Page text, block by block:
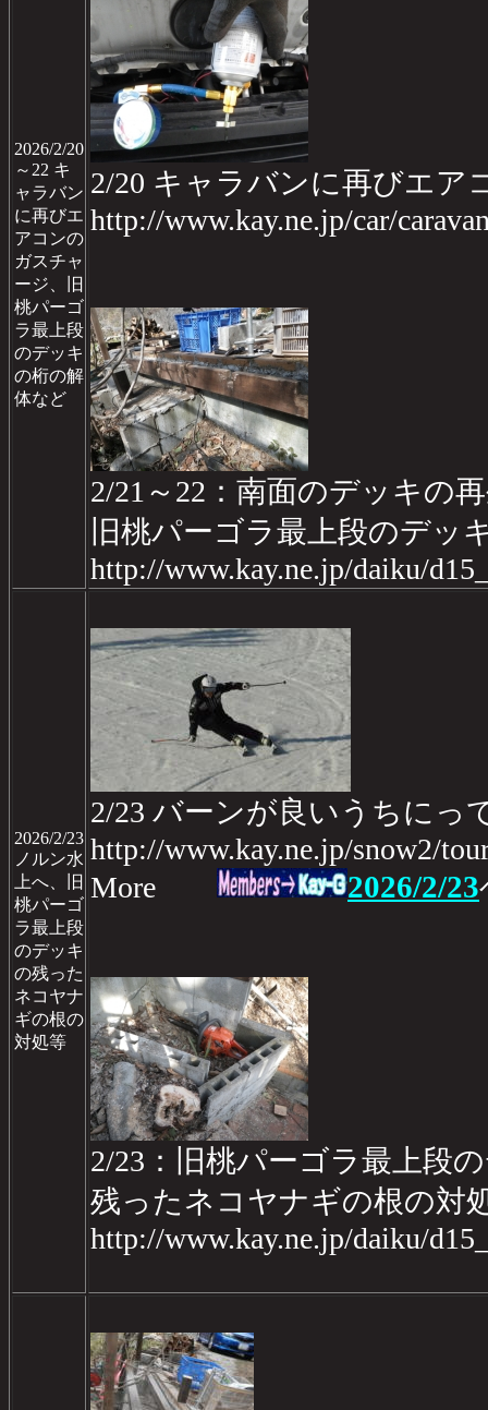
2026/2/20
～22 キ
ャラバン
に再びエ
アコンの
ガスチャ
ージ、旧
桃パーゴ
ラ最上段
のデッキ
の桁の解
体など
2/20 キャラバンに再びエア
http://www.kay.ne.jp/car/
2/21～22：南面のデッキの
旧桃パーゴラ最上段のデッ
http://www.kay.ne.jp/daiku/
2026/2/23
ノルン水
上へ、旧
桃パーゴ
ラ最上段
のデッキ
の残った
ネコヤナ
ギの根の
対処等
2/23 バーンが良いうちにっ
http://www.kay.ne.jp/snow2/
More
2026/2/23
2/23：旧桃パーゴラ最上段
残ったネコヤナギの根の対
http://www.kay.ne.jp/daiku/